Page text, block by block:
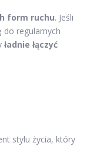
form ruchu. Jeśli
do regularnych
ładnie łączyć
stylu życia, który